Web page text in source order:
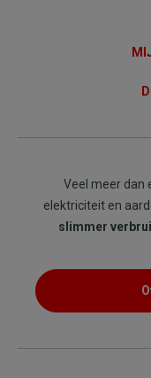
Veel meer dan
elektriciteit en
slimmer